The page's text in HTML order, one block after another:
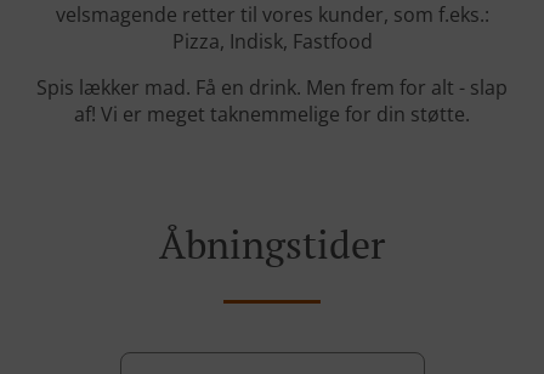
velsmagende retter til vores kunder, som f.eks.:
Pizza, Indisk, Fastfood
Spis lækker mad. Få en drink. Men frem for alt - slap
af! Vi er meget taknemmelige for din støtte.
Åbningstider